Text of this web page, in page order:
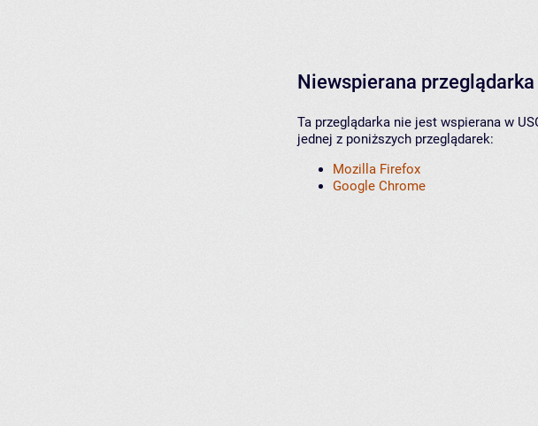
Niewspierana przeglądarka
Ta przeglądarka nie jest wspierana w
jednej z poniższych przeglądarek:
Mozilla Firefox
Google Chrome